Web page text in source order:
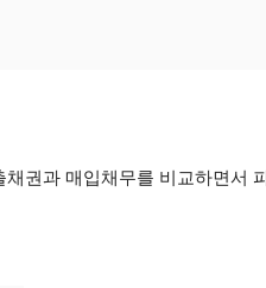
권과 매입채무를 비교하면서